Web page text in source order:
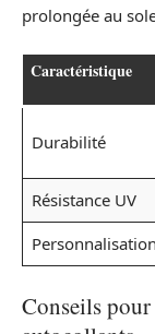
prolongée au
Caractéristique
Durabilité
Résistance UV
Personnalisation
Conseils